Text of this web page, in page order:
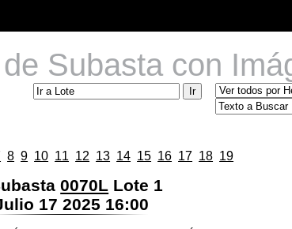
Subasta con
8 9 10 11 12 13 14 15 16 17 18 19
0070L Lote 1
17 2025 16:00